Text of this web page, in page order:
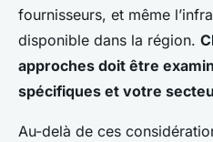
fournisseurs, et même
disponible dans la région.
approches doit être
spécifiques et votre
Au-delà de ces